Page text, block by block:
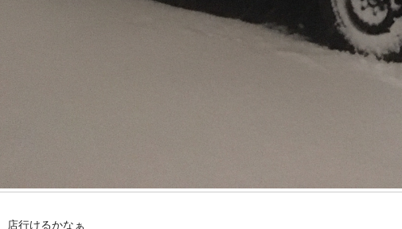
店行けるかなぁ